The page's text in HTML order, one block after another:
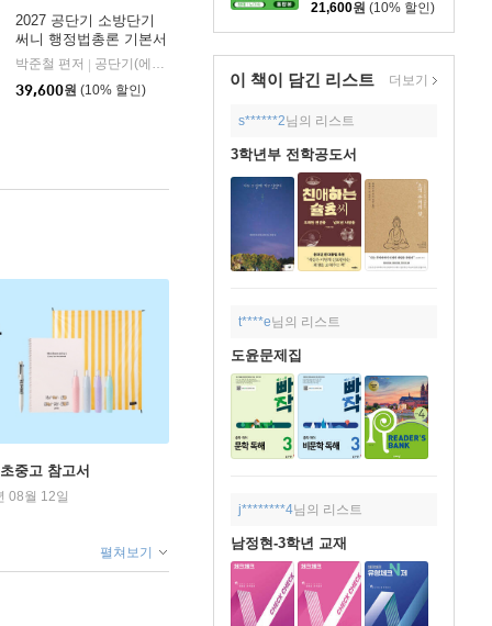
21,600원 (10% 할인)
이 책이 담긴 리스트 더보기
s******2님의 리스트
3학년부 전학공도서
t****e님의 리스트
도윤문제집
j********4님의 리스트
남정현-3학년 교재
2027 공단기 소방단기
써니 행정법총론 기본서
박준철 편저
공단기(에스티유니타스)
39,600원 (10% 할인)
중고 참고서
08월 12일
펼쳐보기